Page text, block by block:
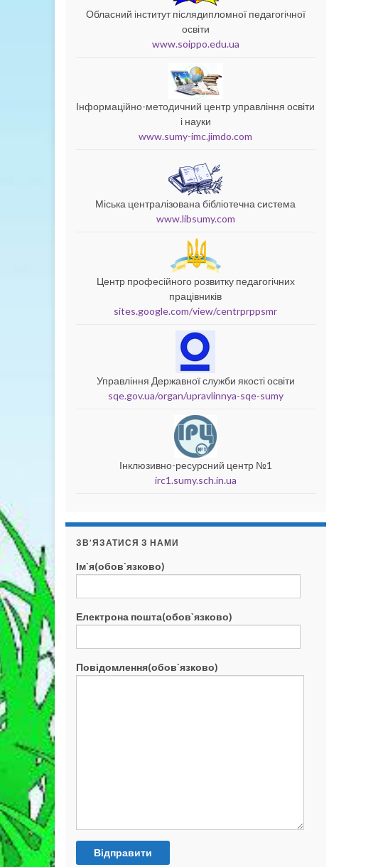
Обласний інститут післядипломної педагогічної
освіти
www.soippo.edu.ua
Інформаційно-методичний центр управління освіти
і науки
www.sumy-imc.jimdo.com
Міська централізована бібліотечна система
www.libsumy.com
Центр професійного розвитку педагогічних
працівників
sites.google.com/view/centrprppsmr
Управління Державної служби якості освіти
sqe.gov.ua/organ/upravlinnya-sqe-sumy
Інклюзивно-ресурсний центр №1
irc1.sumy.sch.in.ua
ЗВ’ЯЗАТИСЯ З НАМИ
Ім`я(обов`язково)
Електрона пошта(обов`язково)
Повідомлення(обов`язково)